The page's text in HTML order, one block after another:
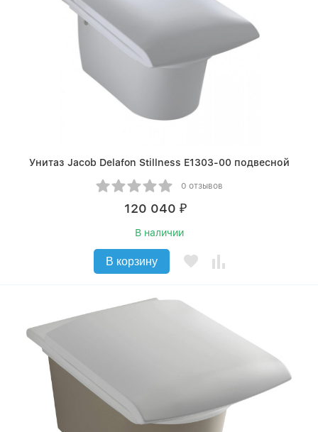
Унитаз Jacob Delafon Stillness E1303-00 подвесной
0 отзывов
120 040 ₽
В наличии
В корзину